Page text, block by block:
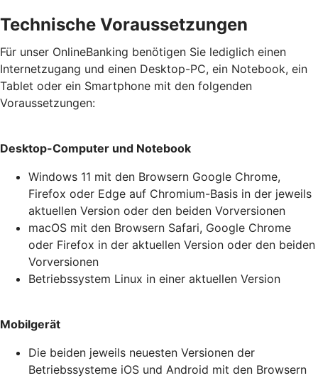
Technische Voraussetzungen
Für unser OnlineBanking benötigen Sie lediglich einen
Internetzugang und einen Desktop-PC, ein Notebook, ein
Tablet oder ein Smartphone mit den folgenden
Voraussetzungen:
Desktop-Computer und Notebook
Windows 11 mit den Browsern Google Chrome,
Firefox oder Edge auf Chromium-Basis in der jeweils
aktuellen Version oder den beiden Vorversionen
macOS mit den Browsern Safari, Google Chrome
oder Firefox in der aktuellen Version oder den beiden
Vorversionen
Betriebssystem Linux in einer aktuellen Version
Mobilgerät
Die beiden jeweils neuesten Versionen der
Betriebssysteme iOS und Android mit den Browsern